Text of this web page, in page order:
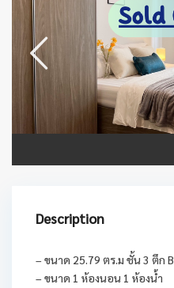
Description
– ขนาด 25.79 ตร.ม ชั้น 3 ตึก B
– ขนาด 1 ห้องนอน 1 ห้องน้ำ